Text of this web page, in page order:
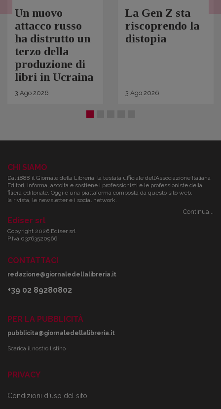
Un nuovo
attacco russo
ha distrutto un
terzo della
produzione di
libri in Ucraina
3 Ago 2026
La Gen Z sta
riscoprendo la
distopia
3 Ago 2026
CHI SIAMO
Dal 1888 il Giornale della Libreria, la testata ufficiale dell’Associazione Italiana
Editori, informa, ascolta e sostiene i professionisti e le professioniste della
filiera editoriale. Oggi è una piattaforma composta da questo sito web,
la rivista, le newsletter e i social network.
Continua...
Ediser srl
Copyright 2026 Ediser srl
P.Iva 03763520966
CONTATTACI
redazione@giornaledellalibreria.it
+39 02 89280802
PER LA PUBBLICITÀ
pubblicita@giornaledellalibreria.it
Scarica il nostro listino
PRIVACY
Condizioni d'uso del sito